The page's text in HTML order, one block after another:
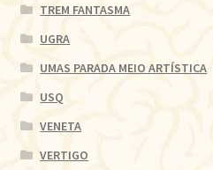
TREM FANTASMA
UGRA
UMAS PARADA MEIO ARTÍSTICA
USQ
VENETA
VERTIGO